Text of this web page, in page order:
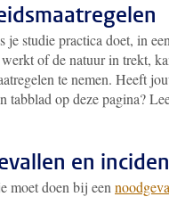
je studie practica doet, in
werkt of de natuur in trekt,
te nemen. Heeft
tabblad op deze pagina?
en
moet doen bij een